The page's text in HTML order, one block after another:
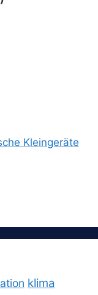
Kleingeräte
klima